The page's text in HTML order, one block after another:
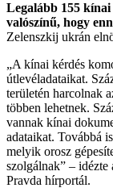
Legalább 155
valószínű, hogy
Zelenszkij ukrán
„A kínai kérdés
útlevéladataikat.
területén harcolnak
többen lehetnek.
vannak kínai
adataikat. Továbbá
melyik orosz
szolgálnak” –
Pravda hírportál.